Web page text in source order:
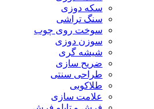
سکه دوزی
سنگ تراشی
سوخت روی چوب
سوزن دوزی
شیشه گری
ضریح سازی
طراحی سنتی
طلاکوبی
علامت سازی